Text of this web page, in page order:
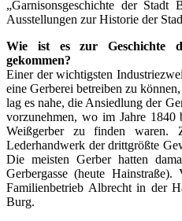
„Garnisonsgeschichte der
Ausstellungen zur Historie der
Wie ist es zur Geschichte
gekommen?
Einer der wichtigsten
eine Gerberei betreiben zu
lag es nahe, die Ansiedlung der
vorzunehmen, wo im Jahre
Weißgerber zu finden waren.
Lederhandwerk der drittgrößte
Die meisten Gerber hatten
Gerbergasse (heute
Familienbetrieb Albrecht in der
Burg.